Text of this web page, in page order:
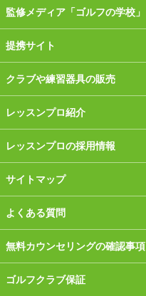
監修メディア「ゴルフの学校」
提携サイト
クラブや練習器具の販売
レッスンプロ紹介
レッスンプロの採用情報
サイトマップ
よくある質問
無料カウンセリングの確認事項
ゴルフクラブ保証